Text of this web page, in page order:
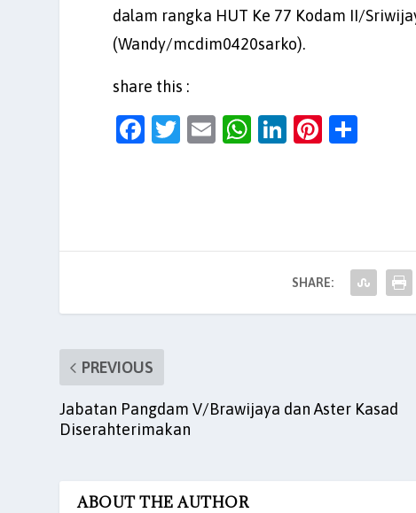
dalam rangka HUT Ke 77 Kodam II/
(Wandy/mcdim0420sarko).
share this :
F
b
T
E
W
A
Li
dI
n
Pi
t
SHARE:
PREVIOUS
Jabatan Pangdam V/Brawijaya dan Aster Kasad
Diserahterimakan
ABOUT THE AUTHOR